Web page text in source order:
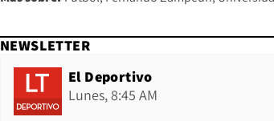
NEWSLETTER
El Deportivo
Lunes, 8:45 AM